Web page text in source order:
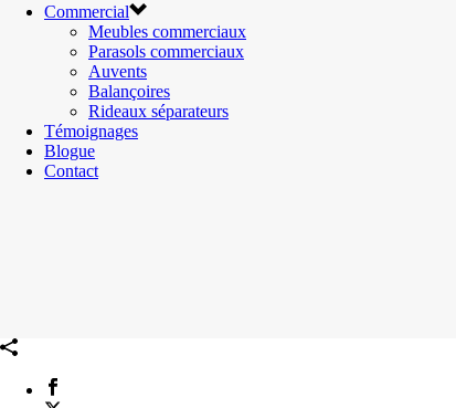
Commercial
Meubles commerciaux
Parasols commerciaux
Auvents
Balançoires
Rideaux séparateurs
Témoignages
Blogue
Contact